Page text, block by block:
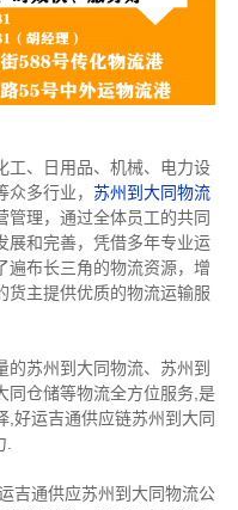
工、日用品、机械、电力设
多行业， 苏州到大同物流
管理，通过全体员工的共同
展和完善，凭借多年专业运
遍布长三角的物流资源，增
货主提供优质的物流运输服
苏州到大同物流、苏州到
同仓储等物流全方位服务,是
,好运吉通供应链苏州到大同
吉通供应苏州到大同物流公